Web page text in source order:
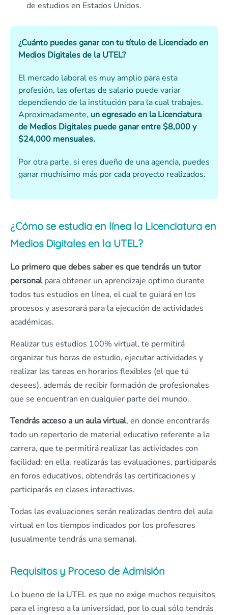
de estudios en Estados Unidos.
¿Cuánto puedes ganar con tu título de Licenciado en
Medios Digitales de la UTEL?
El mercado laboral es muy amplio para esta
profesión, las ofertas de salario puede variar
dependiendo de la institución para la cual trabajes.
Aproximadamente, un egresado en la Licenciatura
de Medios Digitales puede ganar entre $8,000 y
$24,000 mensuales.
Por otra parte, si eres dueño de una agencia, puedes
ganar muchísimo más por cada proyecto realizados.
¿Cómo se estudia en línea la Licenciatura en
Medios Digitales en la UTEL?
Lo primero que debes saber es que tendrás un tutor
personalpara obtener un aprendizaje optimo durante
todos tus estudios en línea, el cual te guiará en los
procesos y asesorará para la ejecución de actividades
académicas.
Realizar tus estudios 100% virtual, te permitirá
organizar tus horas de estudio, ejecutar actividades y
realizar las tareas en horarios flexibles (el que tú
desees), además de recibir formación de profesionales
que se encuentran en cualquier parte del mundo.
Tendrás acceso a un aula virtual, en donde encontrarás
todo un repertorio de material educativo referente a la
carrera, que te permitirá realizar las actividades con
facilidad; en ella, realizarás las evaluaciones, participarás
en foros educativos, obtendrás las certificaciones y
participarás en clases interactivas.
Todas las evaluaciones serán realizadas dentro del aula
virtual en los tiempos indicados por los profesores
(usualmente tendrás una semana).
Requisitos y Proceso de Admisión
Lo bueno de la UTEL es que no exige muchos requisitos
para el ingreso a la universidad, por lo cual sólo tendrás